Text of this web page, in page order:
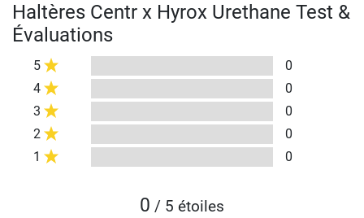
Haltères Centr x Hyrox Urethane Test &
Évaluations
5
0
4
0
3
0
2
0
1
0
0 / 5 étoiles